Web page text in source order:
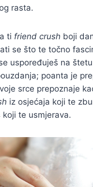
rasta.
ti friend crush boji
se što te točno
uspoređuješ na štetu
poanta je
srce prepoznaje
iz osjećaja koji te
te usmjerava.